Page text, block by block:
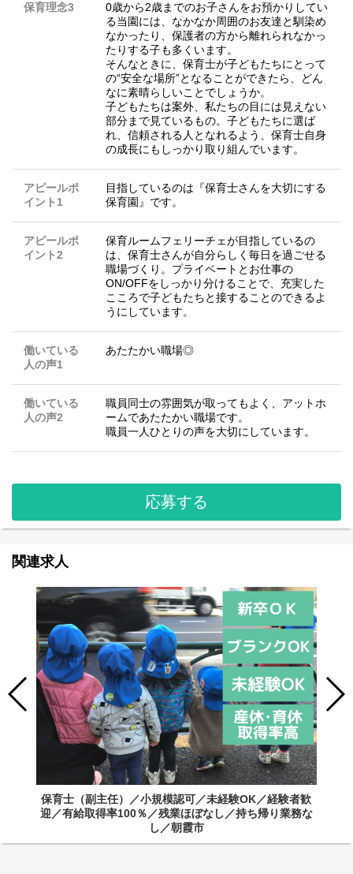
保育理念3
0歳から2歳までのお子さんをお預かりしてい
る当園には、なかなか周囲のお友達と馴染め
なかったり、保護者の方から離れられなかっ
たりする子も多くいます。
そんなときに、保育士が子どもたちにとって
の“安全な場所”となることができたら、どん
なに素晴らしいことでしょうか。
子どもたちは案外、私たちの目には見えない
部分まで見ているもの。子どもたちに選ば
れ、信頼される人となれるよう、保育士自身
の成長にもしっかり取り組んでいます。
アピールポ
イント1
目指しているのは『保育士さんを大切にする
保育園』です。
アピールポ
イント2
保育ルームフェリーチェが目指しているの
は、保育士さんが自分らしく毎日を過ごせる
職場づくり。プライベートとお仕事の
ON/OFFをしっかり分けることで、充実した
こころで子どもたちと接することのできるよ
うにしています。
働いている
人の声1
あたたかい職場◎
働いている
人の声2
職員同士の雰囲気が取ってもよく、アットホ
ームであたたかい職場です。
職員一人ひとりの声を大切にしています。
応募する
関連求人
保育士（副主任）／小規模認可／未経験OK／経験者歓
迎／有給取得率100％／残業ほぼなし／持ち帰り業務な
し／朝霞市